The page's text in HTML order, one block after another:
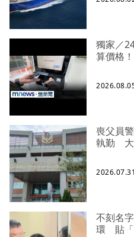
獨家／
算價格
喪父員
執勤 大
不刻名
環 貼「